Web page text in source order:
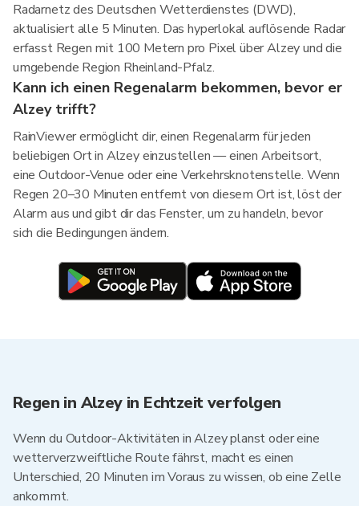
Radarnetz des Deutschen Wetterdienstes (DWD),
aktualisiert alle 5 Minuten. Das hyperlokal auflösende Radar
erfasst Regen mit 100 Metern pro Pixel über Alzey und die
umgebende Region Rheinland-Pfalz.
Kann ich einen Regenalarm bekommen, bevor er
Alzey trifft?
RainViewer ermöglicht dir, einen Regenalarm für jeden
beliebigen Ort in Alzey einzustellen — einen Arbeitsort,
eine Outdoor-Venue oder eine Verkehrsknotenstelle. Wenn
Regen 20–30 Minuten entfernt von diesem Ort ist, löst der
Alarm aus und gibt dir das Fenster, um zu handeln, bevor
sich die Bedingungen ändern.
Regen in Alzey in Echtzeit verfolgen
Wenn du Outdoor-Aktivitäten in Alzey planst oder eine
wetterverzweiftliche Route fährst, macht es einen
Unterschied, 20 Minuten im Voraus zu wissen, ob eine Zelle
ankommt.